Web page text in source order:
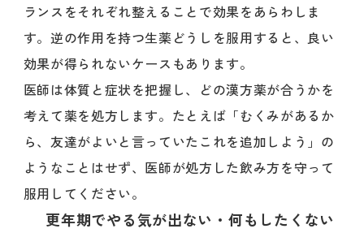
ランスをそれぞれ整えることで効果をあらわしま
す。逆の作用を持つ生薬どうしを服用すると、良い
効果が得られないケースもあります。
医師は体質と症状を把握し、どの漢方薬が合うかを
考えて薬を処方します。たとえば「むくみがあるか
ら、友達がよいと言っていたこれを追加しよう」の
ようなことはせず、医師が処方した飲み方を守って
服用してください。
更年期でやる気が出ない・何もしたくない